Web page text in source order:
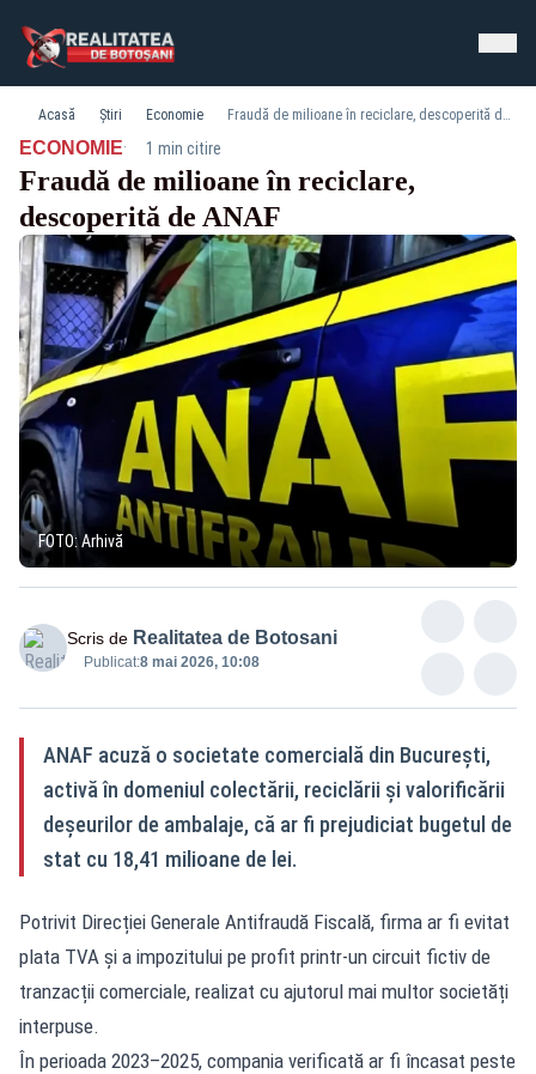
Acasă Știri Economie Fraudă de milioane în reciclare, descoperită de ANAF
ECONOMIE· 1 min citire
Fraudă de milioane în reciclare,
descoperită de ANAF
FOTO: Arhivă
Scris de Realitatea de Botosani
Publicat:8 mai 2026, 10:08
ANAF acuză o societate comercială din București,
activă în domeniul colectării, reciclării și valorificării
deșeurilor de ambalaje, că ar fi prejudiciat bugetul de
stat cu 18,41 milioane de lei.
Potrivit Direcției Generale Antifraudă Fiscală, firma ar fi evitat
plata TVA și a impozitului pe profit printr-un circuit fictiv de
tranzacții comerciale, realizat cu ajutorul mai multor societăți
interpuse.
În perioada 2023–2025, compania verificată ar fi încasat peste